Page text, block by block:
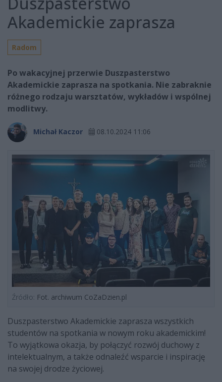
Akademickie zaprasza
Radom
Po wakacyjnej przerwie Duszpasterstwo
Akademickie zaprasza na spotkania. Nie zabraknie
różnego rodzaju warsztatów, wykładów i wspólnej
modlitwy.
Michał Kaczor 08.10.2024 11:06
Źródło: Fot. archiwum CoZaDzien.pl
Duszpasterstwo Akademickie zaprasza wszystkich
studentów na spotkania w nowym roku akademickim!
To wyjątkowa okazja, by połączyć rozwój duchowy z
intelektualnym, a także odnaleźć wsparcie i inspirację
na swojej drodze życiowej.